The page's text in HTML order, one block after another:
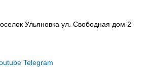
Ульяновка ул. Свободная дом 2
Telegram